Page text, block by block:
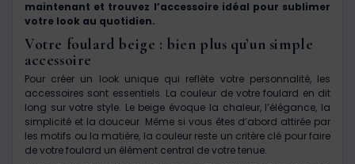
maintenant et trouvez l’accessoire idéal pour sublimer
votre look au quotidien.
Votre foulard beige : bien plus qu’un simple
accessoire
Pour créer un look unique qui reflète votre personnalité, les
accessoires sont essentiels. La couleur de votre foulard en dit
long sur votre style. Le beige évoque la chaleur, l’élégance, la
simplicité et la douceur. Même si vous êtes d’abord attirée par
les motifs ou la matière, la couleur reste un critère clé pour faire
de votre foulard un élément central de votre tenue.